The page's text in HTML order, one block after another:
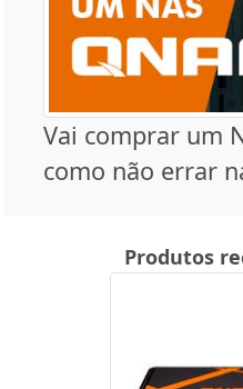
Vai comprar um
como não errar
Produtos